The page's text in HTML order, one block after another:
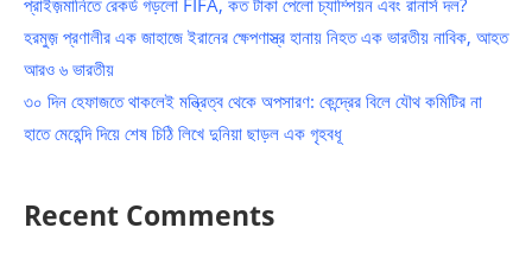
হরমুজ় প্রণালীর এক জাহাজে ইরানের ক্ষেপণাস্ত্র হানায় নিহত এক ভারতীয় নাবিক, আহত
আরও ৬ ভারতীয়
৩০ দিন হেফাজতে থাকলেই মন্ত্রিত্ব থেকে অপসারণ: কেন্দ্রের বিলে যৌথ কমিটির না
হাতে মেহেন্দি দিয়ে শেষ চিঠি লিখে দুনিয়া ছাড়ল এক গৃহবধূ
Recent Comments